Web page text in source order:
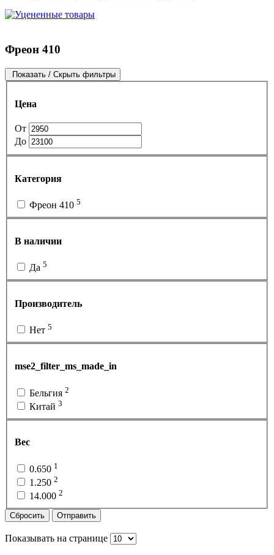
Фреон 410
Показать / Скрыть фильтры
Цена
От
До
Категория
Фреон 410 5
В наличии
Да 5
Производитель
Нет 5
mse2_filter_ms_made_in
Бельгия 2
Китай 3
Вес
0.650 1
1.250 2
14.000 2
Сбросить Отправить
Показывать на странице